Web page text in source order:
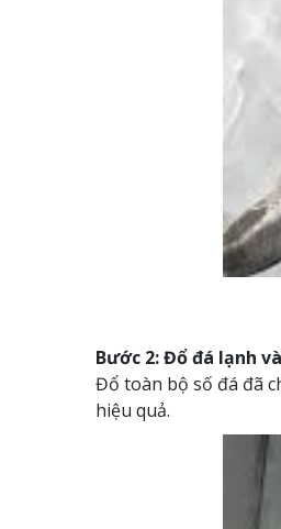
Bước 2: Đổ đá lạnh
Đổ toàn bộ số đá đã
hiệu quả.